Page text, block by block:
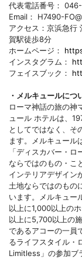
代表電話番号： 046-
Email： H7490-
アクセス：京浜急行
賀駅徒歩8分
ホームページ：
インスタグラム：
フェイスブック：
・メルキュールにつ
ローマ神話の旅の神
ュール ホテルは、
としてではなく、そ
ます。メルキュール
「ディスカバー・
ならではのもの・こ
インテリアデザイン
土地ならではのもの
います。メルキュー
以上に1,000以上の
以上に5,700以上の
であるアコーの一員
るライフスタイル・
Limitless」の参加ブ